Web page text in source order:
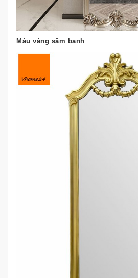
Màu vàng sâm banh